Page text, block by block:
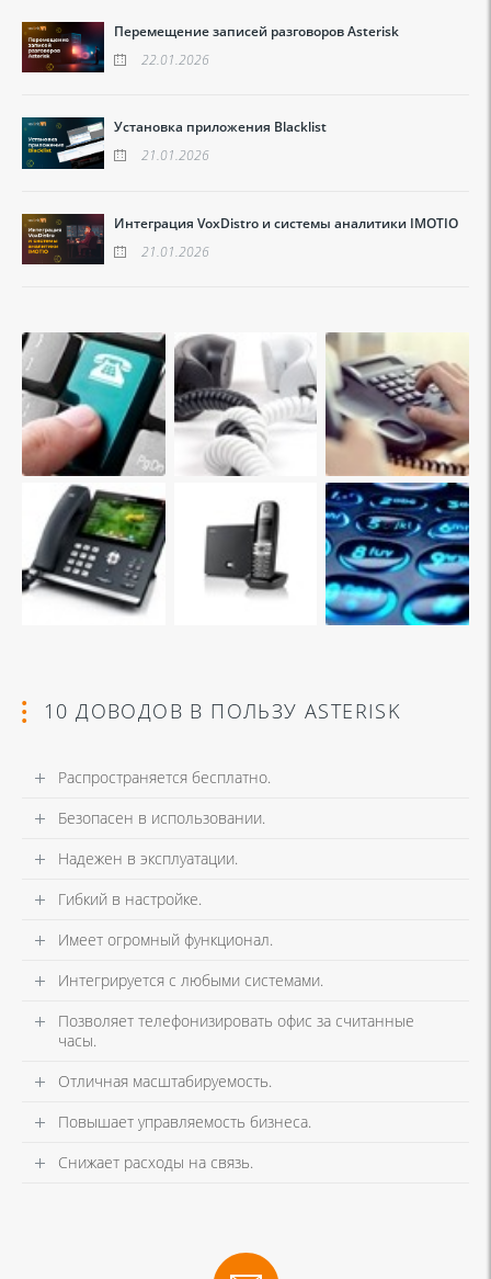
Перемещение записей разговоров Asterisk
22.01.2026
Установка приложения Blacklist
21.01.2026
Интеграция VoxDistro и системы аналитики IMOTIO
21.01.2026
10 ДОВОДОВ В ПОЛЬЗУ ASTERISK
Распространяется бесплатно.
Безопасен в использовании.
Надежен в эксплуатации.
Гибкий в настройке.
Имеет огромный функционал.
Интегрируется с любыми системами.
Позволяет телефонизировать офис за считанные
часы.
Отличная масштабируемость.
Повышает управляемость бизнеса.
Снижает расходы на связь.